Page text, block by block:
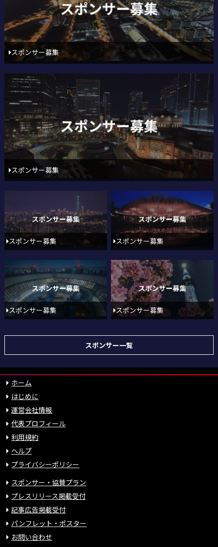
スポンサー募集
スポンサー募集
スポンサー募集 スポンサー募集
スポンサー募集 スポンサー募集
スポンサー一覧
ホーム
はじめに
運営会社情報
代表プロフィール
利用規約
ヘルプ
プライバシーポリシー
スポンサー・協賛プラン
プレスリリース掲載受付
記事広告掲載受付
パンフレット・ポスター
お問い合わせ